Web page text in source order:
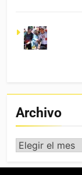
Archivo
Archivo